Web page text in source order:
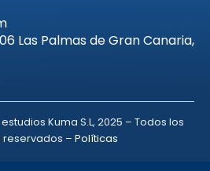
Las Palmas de Gran Canaria,
Kuma S.L, 2025 – Todos los
– Políticas